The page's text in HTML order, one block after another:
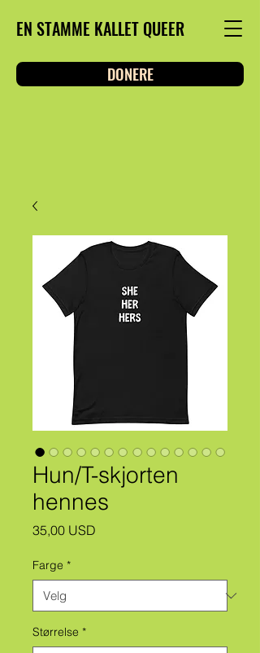
EN STAMME KALLET QUEER
DONERE
Hun/T-skjorten
hennes
35,00 USD
Farge *
Størrelse *